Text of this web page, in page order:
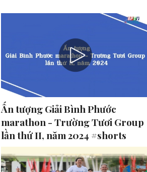
Ấn tượng Giải Bình Phước
marathon - Trường Tươi Group
lần thứ II, năm 2024 #shorts